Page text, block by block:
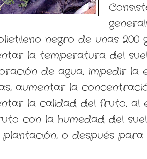
negro de unas 200
la temperatura del
de agua, impedir la
aumentar la
la calidad del fruto, al
con la humedad del
o después